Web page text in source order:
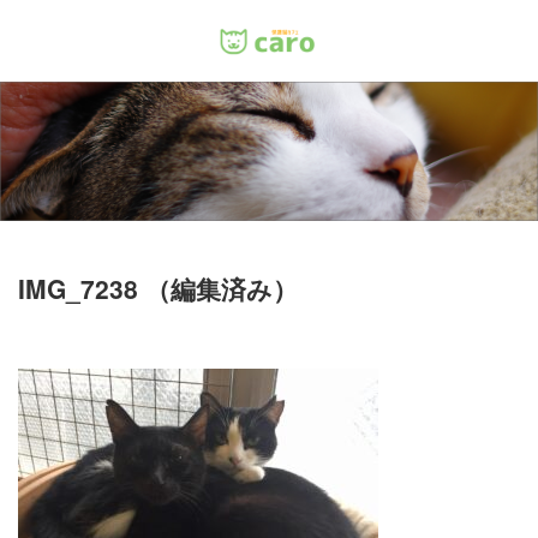
IMG_7238 （編集済み）
Menu
ホーム
料金
里親について
お問い合わせ